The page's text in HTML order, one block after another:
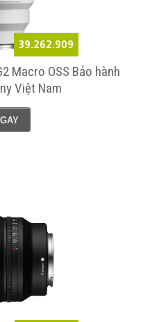
39.262.909
Macro OSS Bảo hành
Việt Nam